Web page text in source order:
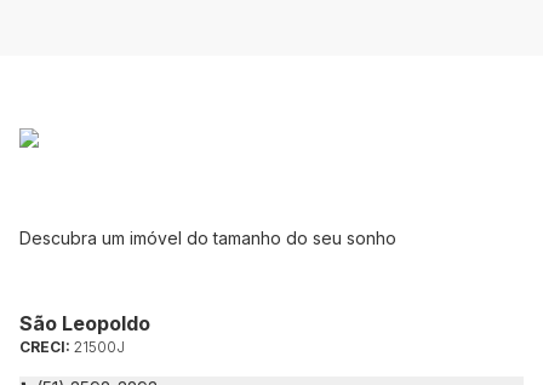
Descubra um imóvel do tamanho do seu sonho
São Leopoldo
CRECI: 21500J